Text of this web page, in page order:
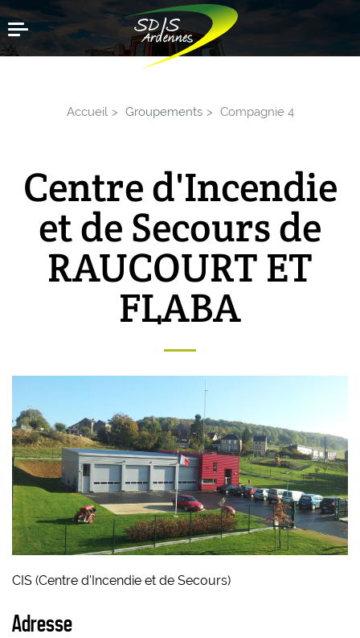
Aller
au
contenu
Menu
Accueil Groupements Compagnie 4
Centre d'Incendie
et de Secours de
RAUCOURT ET
FLABA
CIS (Centre d'Incendie et de Secours)
Adresse